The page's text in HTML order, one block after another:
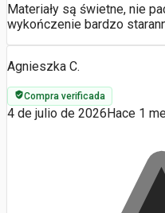
Materiały są świetne, nie
wykończenie bardzo
Agnieszka C.
Compra verificada
4 de julio de 2026 Hace 1